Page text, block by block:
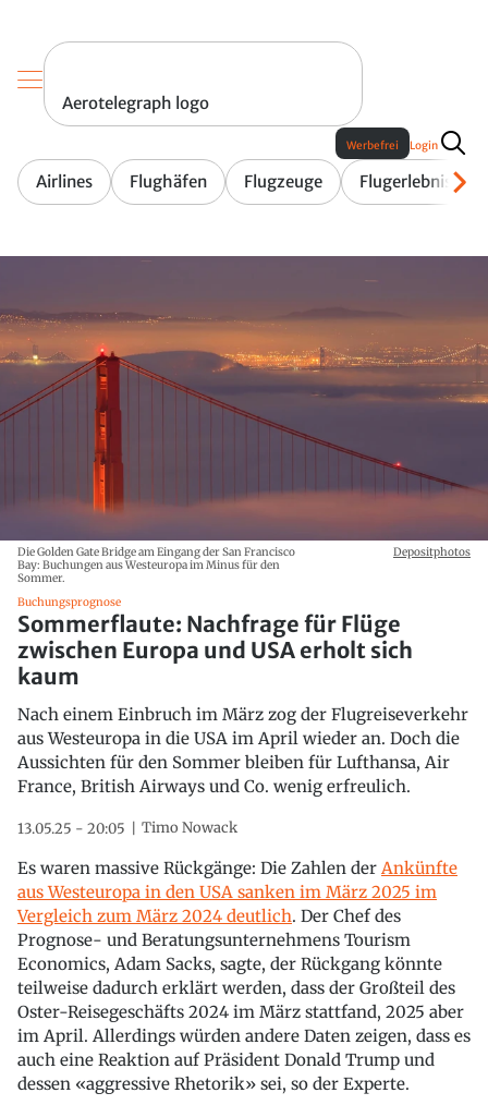
Aerotelegraph logo
Airlines Flughäfen Flugzeuge Flugerlebnis
Werbefrei Login
Die Golden Gate Bridge am Eingang der San Francisco
Bay: Buchungen aus Westeuropa im Minus für den
Sommer.
Depositphotos
Buchungsprognose
Sommerflaute: Nachfrage für Flüge
zwischen Europa und USA erholt sich
kaum
Nach einem Einbruch im März zog der Flugreiseverkehr
aus Westeuropa in die USA im April wieder an. Doch die
Aussichten für den Sommer bleiben für Lufthansa, Air
France, British Airways und Co. wenig erfreulich.
13.05.25 - 20:05 Timo Nowack
Es waren massive Rückgänge: Die Zahlen der Ankünfte
aus Westeuropa in den USA sanken im März 2025 im
Vergleich zum März 2024 deutlich. Der Chef des
Prognose- und Beratungsunternehmens Tourism
Economics, Adam Sacks, sagte, der Rückgang könnte
teilweise dadurch erklärt werden, dass der Großteil des
Oster-Reisegeschäfts 2024 im März stattfand, 2025 aber
im April. Allerdings würden andere Daten zeigen, dass es
auch eine Reaktion auf Präsident Donald Trump und
dessen «aggressive Rhetorik» sei, so der Experte.